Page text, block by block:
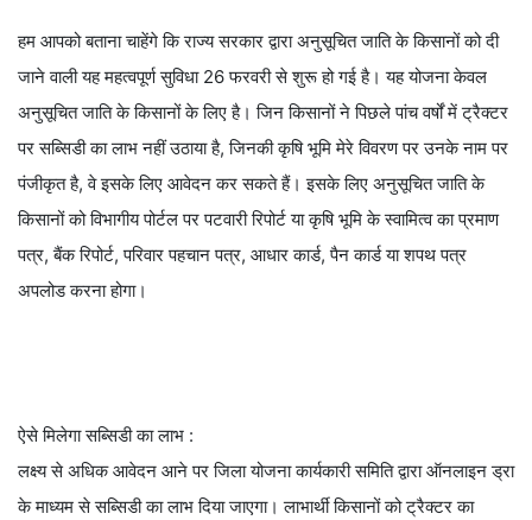
हम आपको बताना चाहेंगे कि राज्य सरकार द्वारा अनुसूचित जाति के किसानों को दी
जाने वाली यह महत्वपूर्ण सुविधा 26 फरवरी से शुरू हो गई है। यह योजना केवल
अनुसूचित जाति के किसानों के लिए है। जिन किसानों ने पिछले पांच वर्षों में ट्रैक्टर
पर सब्सिडी का लाभ नहीं उठाया है, जिनकी कृषि भूमि मेरे विवरण पर उनके नाम पर
पंजीकृत है, वे इसके लिए आवेदन कर सकते हैं। इसके लिए अनुसूचित जाति के
किसानों को विभागीय पोर्टल पर पटवारी रिपोर्ट या कृषि भूमि के स्वामित्व का प्रमाण
पत्र, बैंक रिपोर्ट, परिवार पहचान पत्र, आधार कार्ड, पैन कार्ड या शपथ पत्र
अपलोड करना होगा।
ऐसे मिलेगा सब्सिडी का लाभ :
लक्ष्य से अधिक आवेदन आने पर जिला योजना कार्यकारी समिति द्वारा ऑनलाइन ड्रा
के माध्यम से सब्सिडी का लाभ दिया जाएगा। लाभार्थी किसानों को ट्रैक्टर का